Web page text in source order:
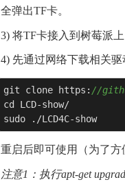
全弹出TF卡。
3) 将TF卡接入到树莓派
4) 先通过网络下载相关
git clone https: //
cd LCD-show/
sudo ./LCD4C-show
重启后即可使用（为了
注意1：执行apt-get